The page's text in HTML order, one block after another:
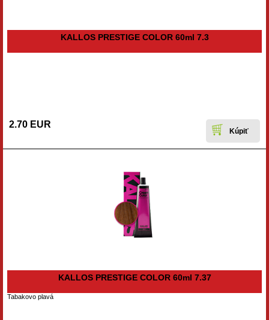
KALLOS PRESTIGE COLOR 60ml 7.3
2.70 EUR
KALLOS PRESTIGE COLOR 60ml 7.37
Tabakovo plavá